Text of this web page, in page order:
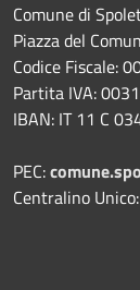
Comune di
Piazza del
Codice Fiscale:
Partita IVA:
IBAN: IT 11 C
PEC:
Centralino